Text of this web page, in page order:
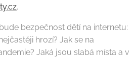
.
bezpečnost dětí na internetu:
hrozí? Jak se na
Jaká jsou slabá místa a v